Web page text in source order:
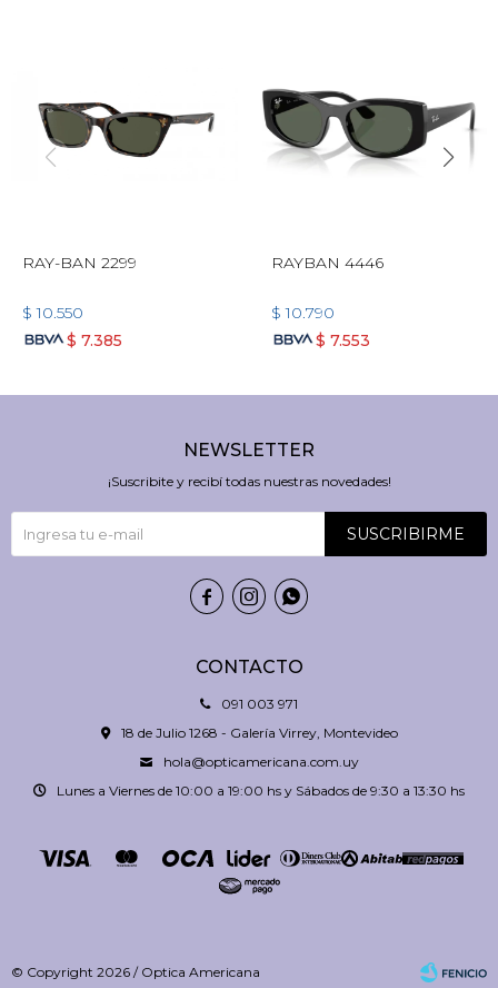
RAY-BAN 2299
$ 10.550
$ 7.385
RAYBAN 4446
$ 10.790
$ 7.553
CONTACTO
091 003 971
18 de Julio 1268 - Galería Virrey, Montevideo
hola@opticamericana.com.uy
Lunes a Viernes de 10:00 a 19:00 hs y Sábados de 9:30 a 13:30 hs
NEWSLETTER
¡Suscribite y recibí todas nuestras novedades!
SUSCRIBIRME
  
© Copyright 2026 / Optica Americana